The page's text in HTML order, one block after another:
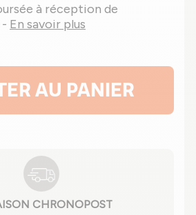
à réception de
En savoir plus
AU PANIER
CHRONOPOST